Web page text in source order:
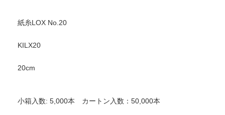
紙糸LOX No.20
KILX20
20cm
小箱入数: 5,000本 カートン入数：50,000本